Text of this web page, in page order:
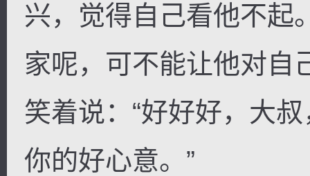
兴，觉得自己看他不起
家呢，可不能让他对自
笑着说：“好好好，大
你的好心意。”